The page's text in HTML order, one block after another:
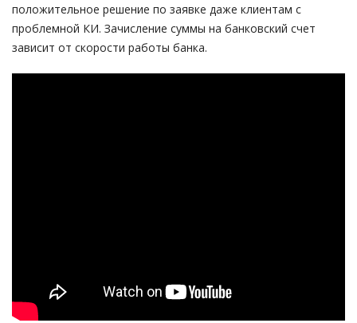
положительное решение по заявке даже клиентам с
проблемной КИ. Зачисление суммы на банковский счет
зависит от скорости работы банка.